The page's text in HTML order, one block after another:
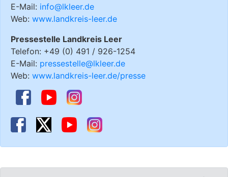
E-Mail: info@lkleer.de
Web: www.landkreis-leer.de
Pressestelle Landkreis Leer
Telefon: +49 (0) 491 / 926-1254
E-Mail: pressestelle@lkleer.de
Web: www.landkreis-leer.de/presse